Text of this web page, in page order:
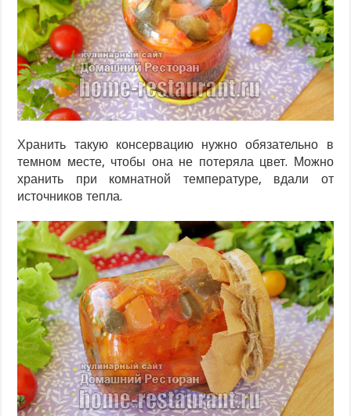
Хранить такую консервацию нужно обязательно в
темном месте, чтобы она не потеряла цвет. Можно
хранить при комнатной температуре, вдали от
источников тепла.